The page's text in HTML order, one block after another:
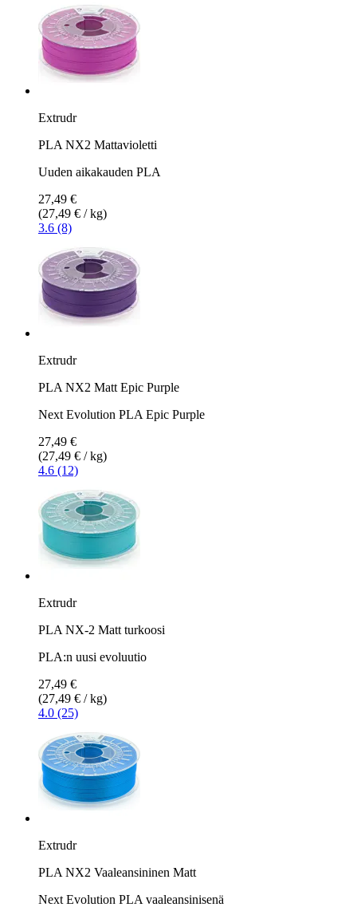
Extrudr
PLA NX2 Mattavioletti
Uuden aikakauden PLA
27,49 €
(27,49 € / kg)
3.6 (8)
Extrudr
PLA NX2 Matt Epic Purple
Next Evolution PLA Epic Purple
27,49 €
(27,49 € / kg)
4.6 (12)
Extrudr
PLA NX-2 Matt turkoosi
PLA:n uusi evoluutio
27,49 €
(27,49 € / kg)
4.0 (25)
Extrudr
PLA NX2 Vaaleansininen Matt
Next Evolution PLA vaaleansinisenä